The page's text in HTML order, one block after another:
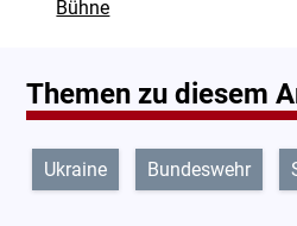
Bühne
Themen zu diesem
Ukraine Bundeswehr